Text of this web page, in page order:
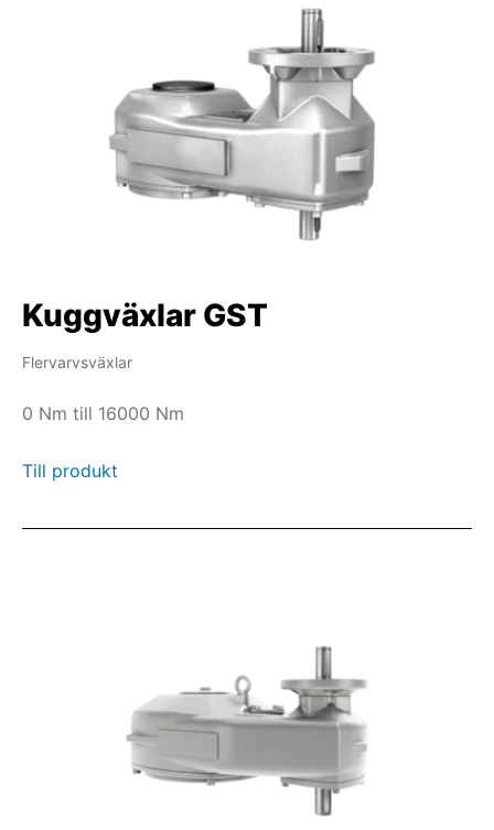
Kuggväxlar GST
Flervarvsväxlar
0 Nm till 16000 Nm
Till produkt